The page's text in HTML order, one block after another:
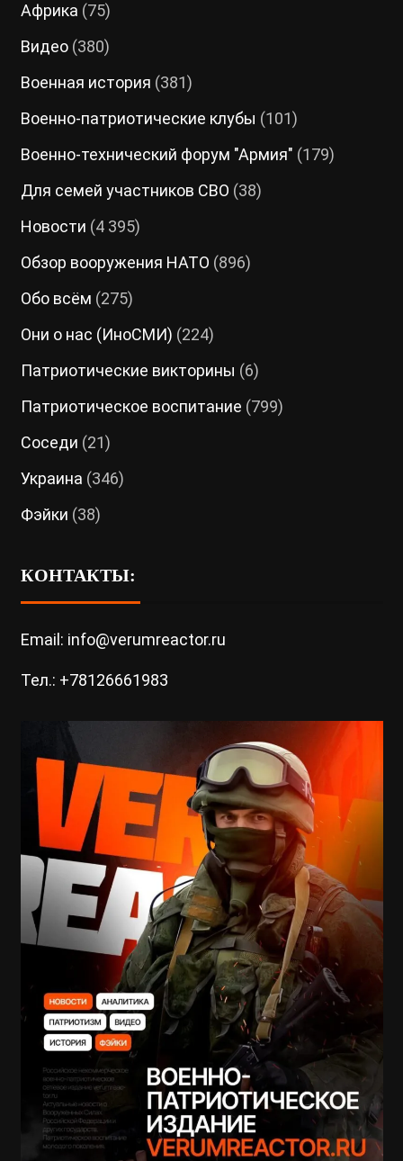
Африка (75)
Видео(380)
Военная история (381)
Военно-патриотические клубы (101)
Военно-технический форум "Армия" (179)
Для семей участников СВО (38)
Новости (4 395)
Обзор вооружения НАТО (896)
Обо всём (275)
Они о нас (ИноСМИ) (224)
Патриотические викторины (6)
Патриотическое воспитание (799)
Соседи (21)
Украина (346)
Фэйки (38)
КОНТАКТЫ:
Email: info@verumreactor.ru
Тел.: +78126661983